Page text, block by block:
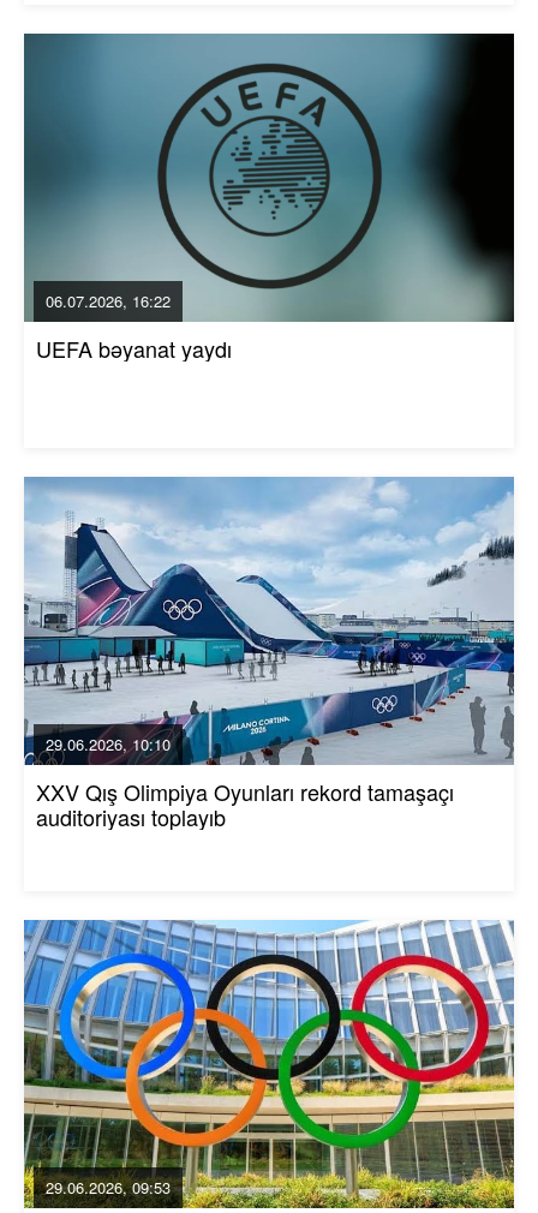
06.07.2026, 16:22
UEFA bəyanat yaydı
29.06.2026, 10:10
XXV Qış Olimpiya Oyunları rekord tamaşaçı
auditoriyası toplayıb
29.06.2026, 09:53